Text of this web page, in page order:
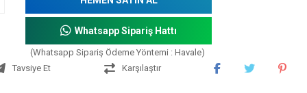
Whatsapp Sipariş Hattı
(Whatsapp Sipariş Ödeme Yöntemi : Havale)
Tavsiye Et
Karşılaştır